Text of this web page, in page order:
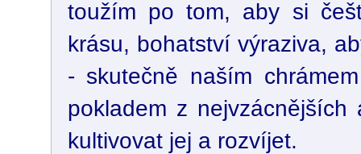
toužím po tom, aby si
krásu, bohatství výraziva,
- skutečně naším
pokladem z
kultivovat jej a rozvíjet.